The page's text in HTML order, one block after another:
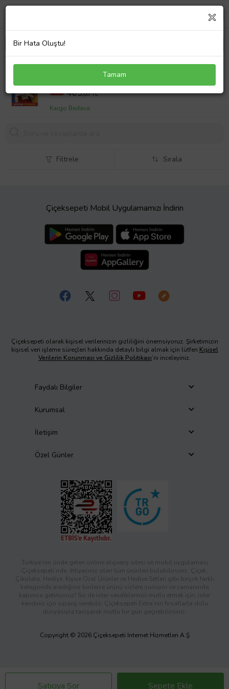
%17 562,5 TL
465,00 TL
Kargo Bedava
Satıcıya Sor Sepete Ekle
Filtrele Sırala
Çiçeksepeti Mobil Uygulamamızı İndirin
Çiçeksepeti olarak kişisel verilerinizin gizliliğini önemsiyoruz. Şirketimizin
kişisel veri işleme süreçleri hakkında detaylı bilgi almak için lütfen Kişisel
Verilerin Korunması ve Gizlilik Politikası’nı inceleyiniz.
Faydalı Bilgiler
Kurumsal
İletişim
Özel Günler
Türkiye’nin önde gelen online alışveriş sitesi ve mobil uygulaması
Çiçeksepeti’nde, ihtiyacınız olan tüm ürünleri bulabilirsiniz. Çiçek,
Çikolata, Hediye, Kişiye Özel Ürünler ve Hediye Setleri gibi birçok farklı
kategoride aradığınız binlerce ürünü sizlere sunuyor ve zamanında
kapınıza getiriyoruz! Siz de ister sevdiklerinizi mutlu etmek için, ister
kendiniz için sipariş verebilir; Çiçeksepeti Extra’nın fırsatlarla dolu
dünyasıyla tanışarak mutlu bir gün geçirebilirsiniz.
Copyright © 2026 Çiçeksepeti İnternet Hizmetleri A.Ş
Bir Hata Oluştu!
Tamam